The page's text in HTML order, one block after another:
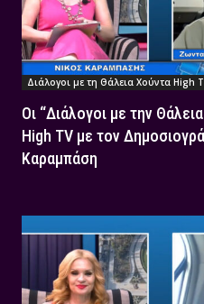
Διάλογοι με τη Θάλεια Χούντα High
Οι “Διάλογοι με την
High TV με τον
Καραμπάση